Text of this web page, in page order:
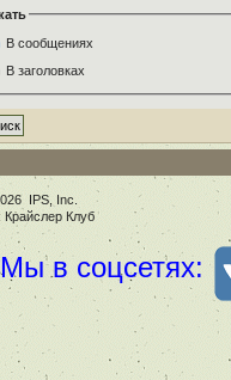
В сообщениях
В заголовках
IPS, Inc
Крайслер Клуб
Мы в соцсетях: